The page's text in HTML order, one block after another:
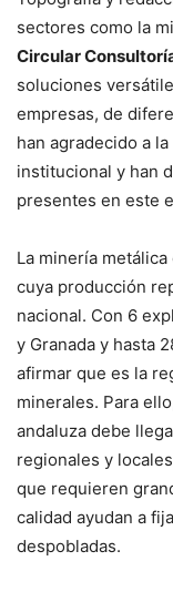
sectores como la
Circular
soluciones
empresas, de
han agradecido a
institucional y han
presentes en este
La minería
cuya producción
nacional. Con 6
y Granada y hasta
afirmar que es la
minerales. Para
andaluza debe
regionales y
que requieren
calidad ayudan a
despobladas.